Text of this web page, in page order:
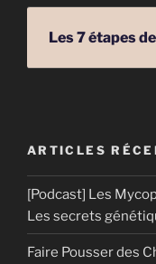
Les 7 étapes
ARTICLES
[Podcast] Les
Les secrets
Faire Pousser des